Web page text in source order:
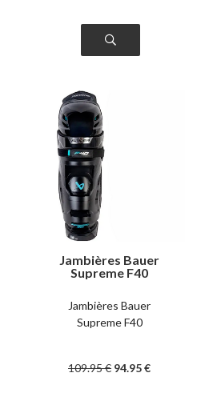
Jambières Bauer
Supreme F40
Jambières Bauer
Supreme F40
109.95€ 94.95€